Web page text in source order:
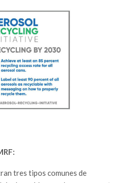
tres tipos comunes de